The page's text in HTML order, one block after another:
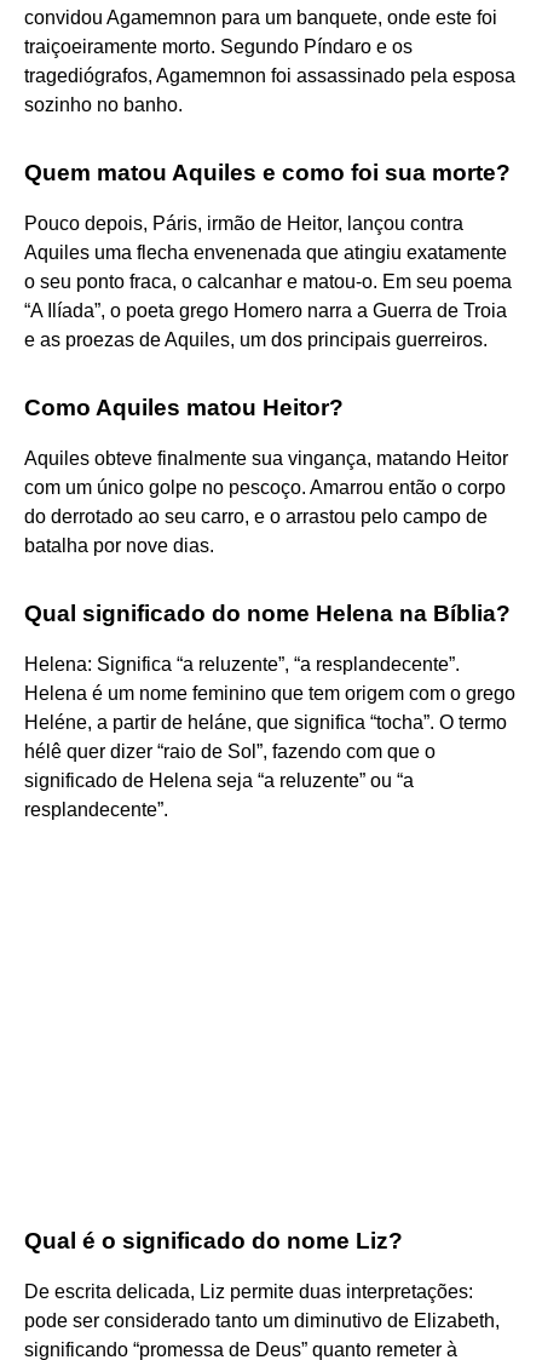
convidou Agamemnon para um banquete, onde este foi
traiçoeiramente morto. Segundo Píndaro e os
tragediógrafos, Agamemnon foi assassinado pela esposa
sozinho no banho.
Quem matou Aquiles e como foi sua morte?
Pouco depois, Páris, irmão de Heitor, lançou contra
Aquiles uma flecha envenenada que atingiu exatamente
o seu ponto fraca, o calcanhar e matou-o. Em seu poema
“A Ilíada”, o poeta grego Homero narra a Guerra de Troia
e as proezas de Aquiles, um dos principais guerreiros.
Como Aquiles matou Heitor?
Aquiles obteve finalmente sua vingança, matando Heitor
com um único golpe no pescoço. Amarrou então o corpo
do derrotado ao seu carro, e o arrastou pelo campo de
batalha por nove dias.
Qual significado do nome Helena na Bíblia?
Helena: Significa “a reluzente”, “a resplandecente”.
Helena é um nome feminino que tem origem com o grego
Heléne, a partir de heláne, que significa “tocha”. O termo
hélê quer dizer “raio de Sol”, fazendo com que o
significado de Helena seja “a reluzente” ou “a
resplandecente”.
Qual é o significado do nome Liz?
De escrita delicada, Liz permite duas interpretações:
pode ser considerado tanto um diminutivo de Elizabeth,
significando “promessa de Deus” quanto remeter à